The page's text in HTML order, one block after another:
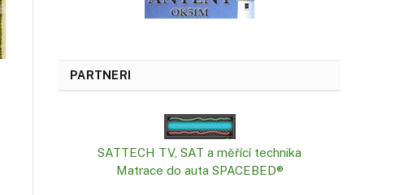
PARTNERI
SATTECH TV, SAT a měřící technika
Matrace do auta SPACEBED®